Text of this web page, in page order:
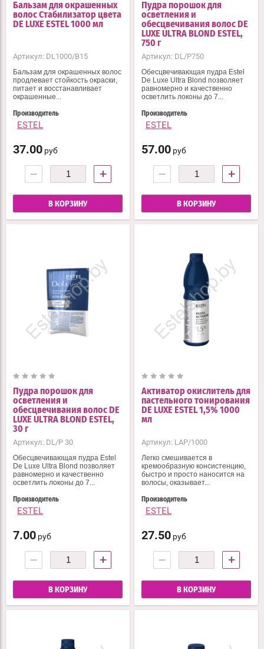
Бальзам для окрашенных
волос Стабилизатор цвета
DE LUXE ESTEL 1000 мл
Артикул: DL1000/B15
Бальзам для окрашенных волос
продлевает стойкость окраски,
питает и восстанавливает
окрашенные...
Производитель
ESTEL
37.00 руб
− +
В КОРЗИНУ
Пудра порошок для
осветления и
обесцвечивания волос DE
LUXE ULTRA BLOND ESTEL,
750 г
Артикул: DL/P750
Обесцвечивающая пудра Estel
De Luxe Ultra Blond позволяет
равномерно и качественно
осветлить локоны до 7...
Производитель
ESTEL
57.00 руб
− +
В КОРЗИНУ
Пудра порошок для
осветления и
обесцвечивания волос DE
LUXE ULTRA BLOND ESTEL,
30 г
Артикул: DL/P 30
Обесцвечивающая пудра Estel
De Luxe Ultra Blond позволяет
равномерно и качественно
осветлить локоны до 7...
Производитель
ESTEL
7.00 руб
− +
В КОРЗИНУ
Активатор окислитель для
пастельного тонирования
DE LUXE ESTEL 1,5% 1000
мл
Артикул: LAP/1000
Легко смешивается в
кремообразную консистенцию,
быстро и просто наносится на
волосы, оказывает...
Производитель
ESTEL
27.50 руб
− +
В КОРЗИНУ